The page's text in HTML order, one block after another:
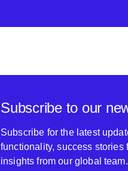
Subscribe to our
Subscribe for the latest
functionality, success stories
insights from our global team.